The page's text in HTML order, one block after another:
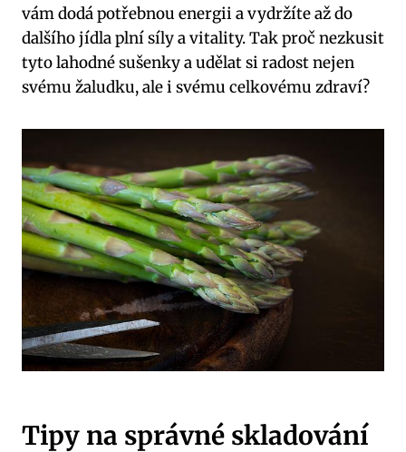
vám dodá potřebnou energii a vydržíte až do
dalšího jídla plní síly a vitality. Tak proč nezkusit
tyto lahodné sušenky a udělat si radost nejen
svému žaludku, ale i svému celkovému zdraví?
Tipy na správné skladování